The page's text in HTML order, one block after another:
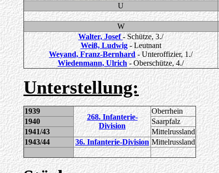
U
W
Walter, Josef- Schütze, 3./
Weiß, Ludwig- Leutnant
Weyand, Franz-Bernhard - Unteroffizier, 1./
Wiedenmann, Ulrich- Oberschütze, 4./
Unterstellung:
1939
268. Infanterie-
Division
Oberrhein
1940
Saarpfalz
1941/43
Mittelrussland
1943/44
36. Infanterie-Division Mittelrussland